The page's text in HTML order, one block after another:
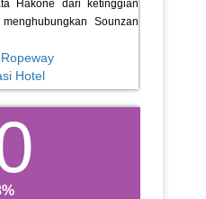
Hakone dari ketinggian
Sounzan
Hotel